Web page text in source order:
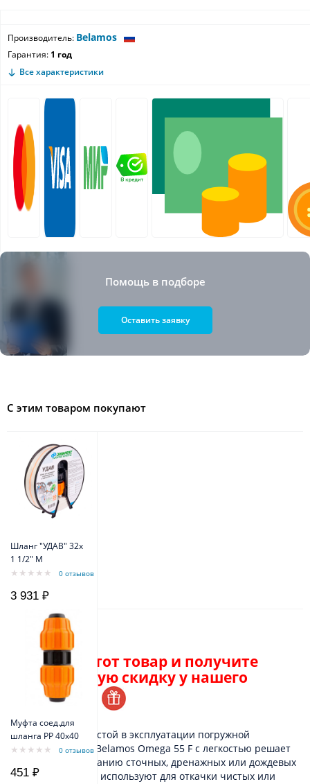
Производитель: Belamos
Гарантия: 1 год
Все характеристики
Помощь в подборе
Оставить заявку
С этим товаром покупают
Шланг "УДАВ" 32х
1 1/2" M
0 отзывов
3 931 ₽
Муфта соед.для
шланга РР 40х40
0 отзывов
451 ₽
Описание
Закажите этот товар и получите
персональную скидку у нашего
менеджера.
Компактный и простой в эксплуатации погружной
дренажный насос Belamos Omega 55 F с легкостью решает
задачи по откачиванию сточных, дренажных или дождевых
вод. Данный насос используют для откачки чистых или